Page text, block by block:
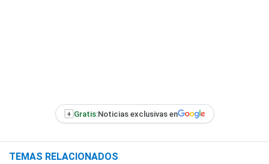
+ Gratis:Noticias exclusivas en
TEMAS RELACIONADOS